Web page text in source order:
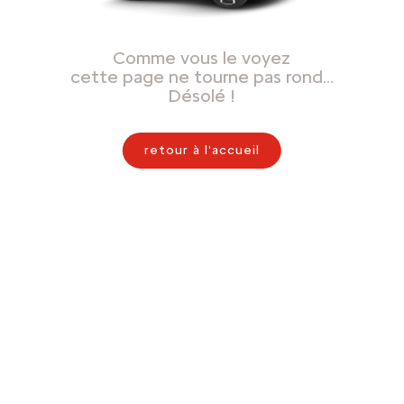
Comme vous le voyez
cette page ne tourne pas rond…
Désolé !
retour à l'accueil